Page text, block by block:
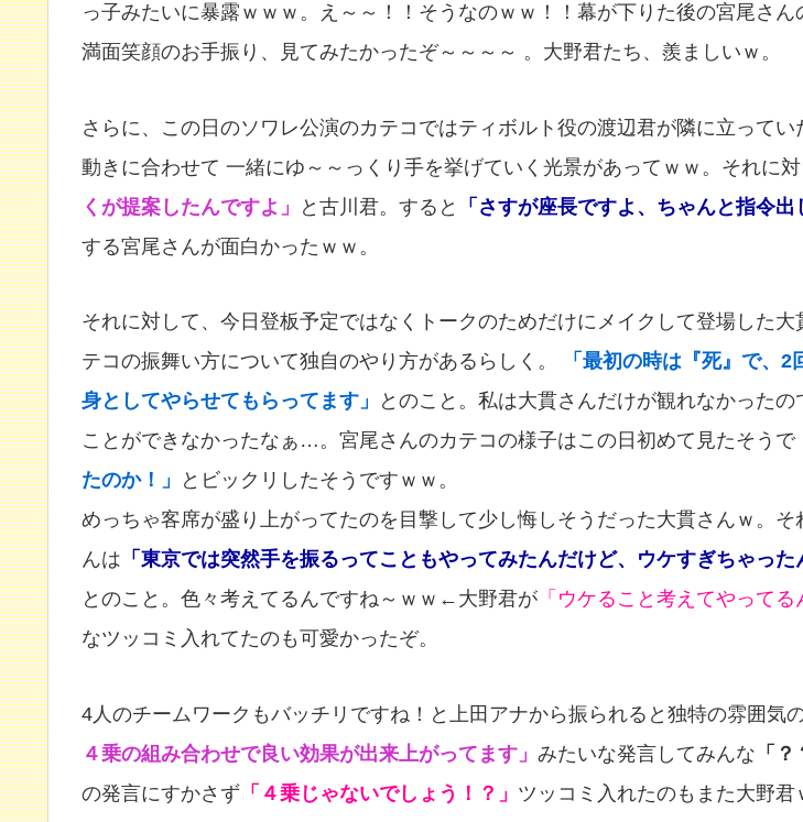
っ子みたいに暴露ｗｗｗ。え～～！！そうなのｗｗ！！幕が下りた後の宮尾さん
満面笑顔のお手振り、見てみたかったぞ～～～～ 。大野君たち、羨ましいｗ。
さらに、この日のソワレ公演のカテコではティボルト役の渡辺君が隣に立ってい
動きに合わせて 一緒にゆ～～っくり手を挙げていく光景があってｗｗ。それに
くが提案したんですよ」
と古川君。すると 「さすが座長ですよ、ちゃんと指令出
する宮尾さんが面白かったｗｗ。
それに対して、今日登板予定ではなくトークのためだけにメイクして登場した大
テコの振舞い方について独自のやり方があるらしく。
「最初の時は『死』で、2
身としてやらせてもらってます」
とのこと。私は大貫さんだけが観れなかったの
ことができなかったなぁ…。宮尾さんのカテコの様子はこの日初めて見たそうで
たのか！」
とビックリしたそうですｗｗ。
めっちゃ客席が盛り上がってたのを目撃して少し悔しそうだった大貫さんｗ。そ
んは 「東京では突然手を振るってこともやってみたんだけど、ウケすぎちゃった
とのこと。色々考えてるんですね～ｗｗ←大野君が 「ウケること考えてやってる
なツッコミ入れてたのも可愛かったぞ。
4人のチームワークもバッチリですね！と上田アナから振られると独特の雰囲気
４乗の組み合わせで良い効果が出来上がってます」 みたいな発言してみんな 「
の発言にすかさず 「４乗じゃないでしょう！？」 ツッコミ入れたのもまた大野君